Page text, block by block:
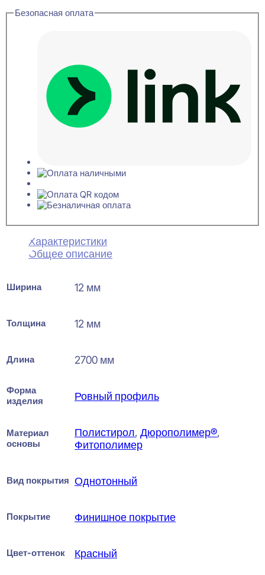
Безопасная оплата
Характеристики
Общее описание
Ширина 12 мм
Толщина 12 мм
Длина 2700 мм
Форма
изделия
Ровный профиль
Материал
основы
Полистирол, Дюрополимер®,
Фитополимер
Вид покрытия Однотонный
Покрытие Финишное покрытие
Цвет-оттенок Красный